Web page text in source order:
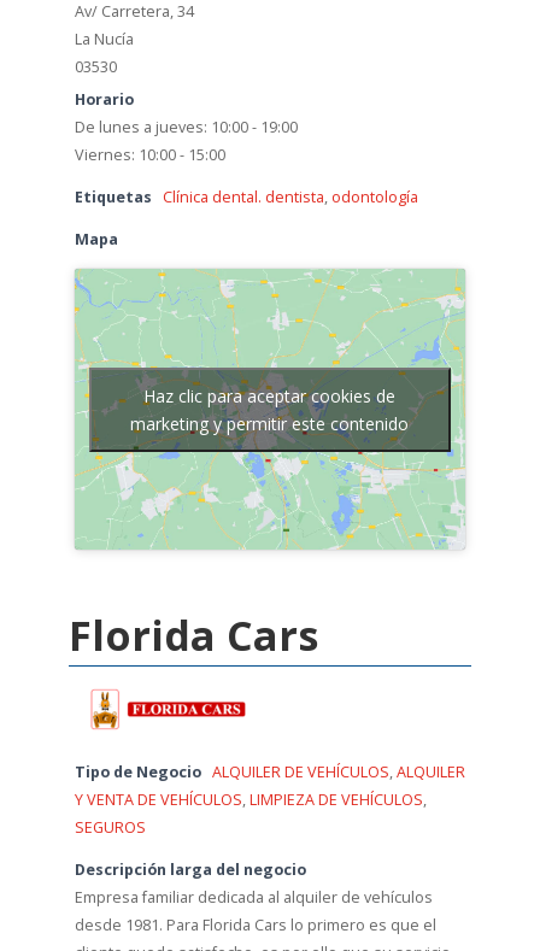
Av/ Carretera, 34
La Nucía
03530
Horario
De lunes a jueves: 10:00 - 19:00
Viernes: 10:00 - 15:00
Etiquetas Clínica dental. dentista, odontología
Mapa
Haz clic para aceptar cookies de
marketing y permitir este contenido
Florida Cars
Tipo de Negocio ALQUILER DE VEHÍCULOS,ALQUILER
Y VENTA DE VEHÍCULOS,LIMPIEZA DE VEHÍCULOS,
SEGUROS
Descripción larga del negocio
Empresa familiar dedicada al alquiler de vehículos
desde 1981. Para Florida Cars lo primero es que el